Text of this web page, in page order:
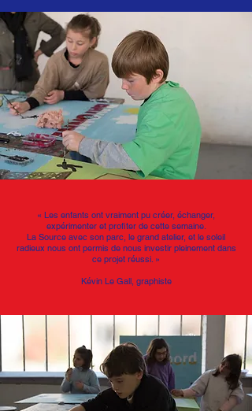
« Les enfants ont vraiment pu créer, échanger,
expérimenter et profiter de cette semaine.
La Source avec son parc, le grand atelier, et le soleil
radieux nous ont permis de nous investir pleinement dans
ce projet réussi. »
Kévin Le Gall, graphiste